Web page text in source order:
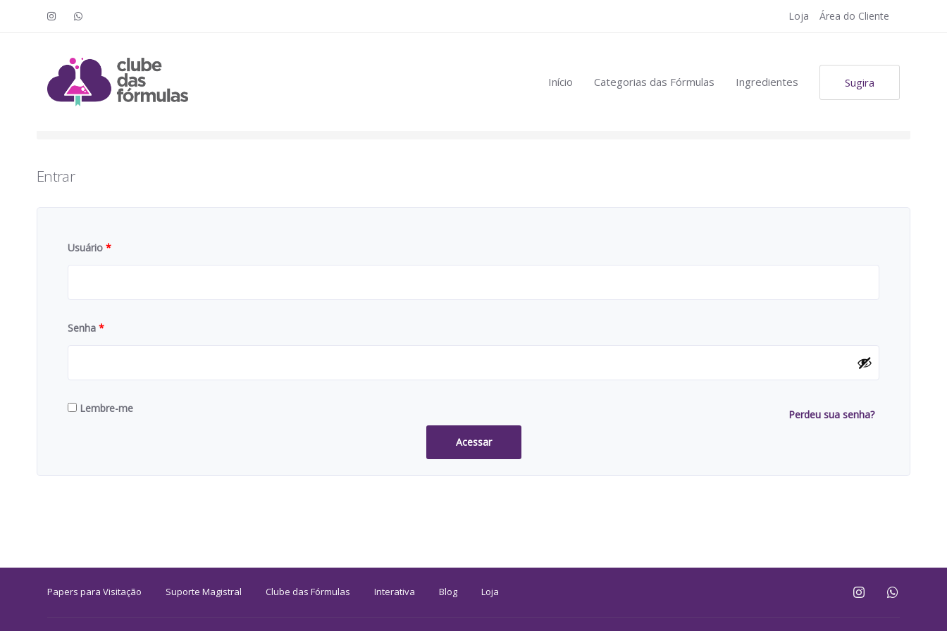
Loja Área do Cliente
Início Categorias das Fórmulas Ingredientes Sugira
Entrar
Usuário *
Senha *
Lembre-me
Acessar
Perdeu sua senha?
Papers para Visitação Suporte Magistral Clube das Fórmulas Interativa Blog Loja